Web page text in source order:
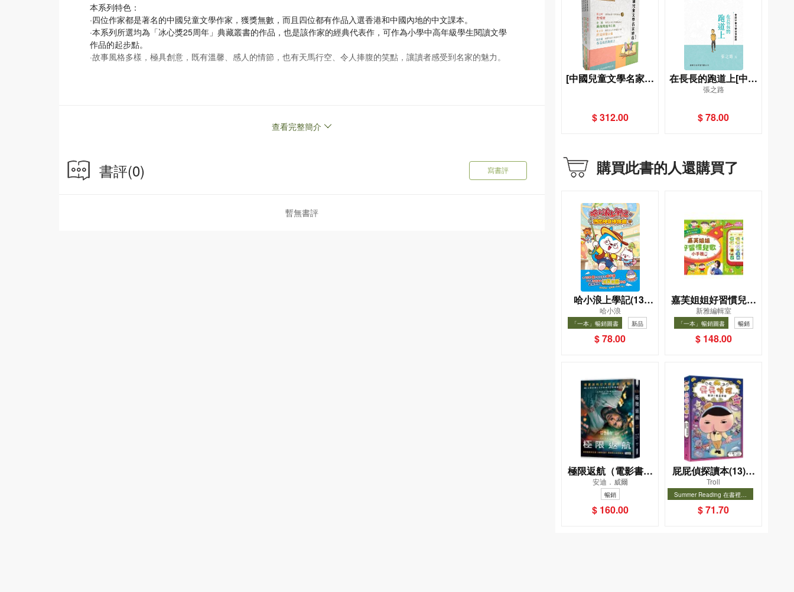
本系列特色：
·四位作家都是著名的中國兒童文學作家，獲獎無數，而且四位都有作品入選香港和中國內地的中文課本。
·本系列所選均為「冰心獎25周年」典藏叢書的作品，也是該作家的經典代表作，可作為小學中高年級學生閱讀文學
作品的起步點。
·故事風格多樣，極具創意，既有溫馨、感人的情節，也有天馬行空、令人捧腹的笑點，讓讀者感受到名家的魅力。
100 多部，有長篇童話《鼴鼠的月亮河》、《木偶的森林》，小說《城市的眼睛》，紀實小說《一片小樹林》，短篇
查看完整簡介
書評(0) 寫書評
暫無書評
[中國兒童文學名家精
$ 312.00
在長長的跑道上[中國
兒童文學名家精選]
張之路
$ 78.00
購買此書的人還購買了
哈小浪上學記(13)
——逃出神奇博物館
哈小浪
「一本」暢銷圖書
新品
暢銷
$ 78.00
嘉芙姐姐好習慣兒歌
小手機
新雅編輯室
「一本」暢銷圖書 暢銷
$ 148.00
極限返航（電影書衣
典藏版）（獨家收錄
作者訪談）
安迪．威爾
暢銷
$ 160.00
屁屁偵探讀本(13)－
－對決！怪盜學院
（星星篇）
Troll
Summer Reading 在書裡度
選圖書67折
暢銷
$ 71.70